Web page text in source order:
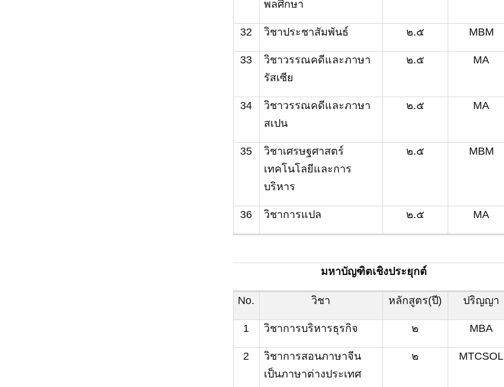
พลศึกษา
32 วิชาประชาสัมพันธ์ ๒.๕ MBM
33 วิชาวรรณคดีและภาษา
รัสเซีย
๒.๕ MA
34 วิชาวรรณคดีและภาษา
สเปน
๒.๕ MA
35 วิชาเศรษฐศาสตร์
เทคโนโลยีและการ
บริหาร
๒.๕ MBM
36 วิชาการแปล ๒.๕ MA
มหาบัญฑิตเชิงประยุกต์
No. วิชา หลักสูตร(ปี) ปริญญา
1 วิชาการบริหารธุรกิจ ๒ MBA
2 วิชาการสอนภาษาจีน
เป็นภาษาต่างประเทศ
๒ MTCSOL